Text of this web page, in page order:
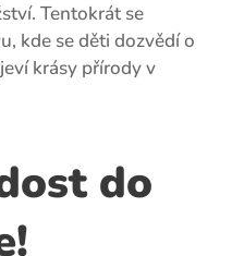
Tentokrát se
kde se děti dozvědí o
krásy přírody v
do